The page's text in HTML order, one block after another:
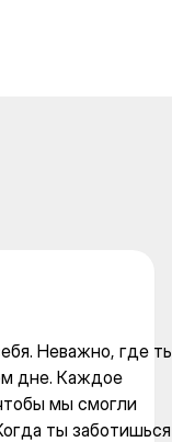
с
Неважно, где
дне. Каждое
мы смогли
ты заботишься